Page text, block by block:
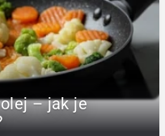
– jak je